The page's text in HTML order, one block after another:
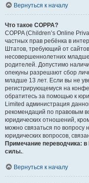
Вернуться к началу
Что такое COPPA?
COPPA (Children’s Online
частных прав ребёнка в
Штатов, требующий от
несовершеннолетних
родителей. Допустимо
опекуны разрешают сбор
младше 13 лет. Если вы не
регистрирующемуся на
обратитесь за помощью к
Limited администрация
рекомендаций по правовым
юридических отношений,
можно связаться по вопросу
юридических вопросов,
Примечание переводчика:
силы..
Вернуться к началу